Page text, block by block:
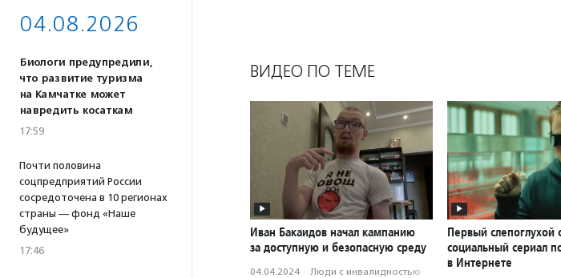
04.08.2026
Биологи предупредили,
что развитие туризма
на Камчатке может
навредить косаткам
17:59
Почти половина
соцпредприятий России
сосредоточена в 10 регионах
страны — фонд «Наше
будущее»
17:46
ВИДЕО ПО ТЕМЕ
Иван Бакаидов начал кампанию
за доступную и безопасную среду
04.04.2024 · Люди с инвалидностью
Первый слепоглухой
социальный сериал
в Интернете